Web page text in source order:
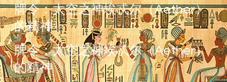
牌令：太空之神埃忒尔（Aether）
的精神
牌令：太空之神埃忒尔（Aether）
的精神